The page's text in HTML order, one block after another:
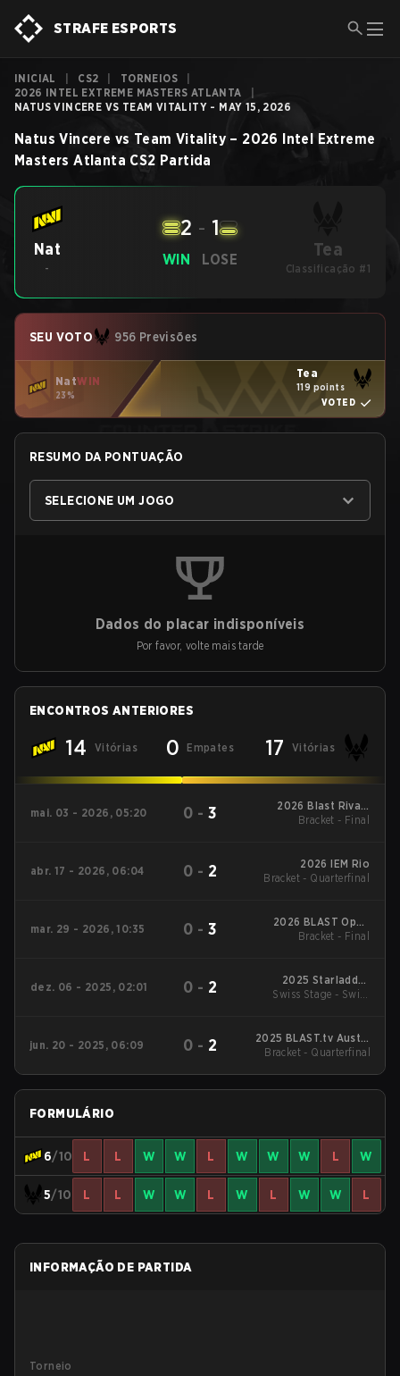
STRAFE ESPORTS
INICIAL CS2 TORNEIOS
2026 INTEL EXTREME MASTERS ATLANTA
NATUS VINCERE VS TEAM VITALITY - MAY 15, 2026
Natus Vincere vs Team Vitality – 2026 Intel Extreme
Masters Atlanta CS2 Partida
Nat
-
WIN
2 - 1
LOSE Tea
Classificação #1
SEU VOTO 956 Previsões
NatWIN
23%
Tea
119 points
VOTED
RESUMO DA PONTUAÇÃO
SELECIONE UM JOGO
Dados do placar indisponíveis
Por favor, volte mais tarde
ENCONTROS ANTERIORES
14 Vitórias 0 Empates 17 Vitórias
mai. 03 - 2026, 05:20 0 - 3
2026 Blast Rivals
Spring
Bracket - Final
abr. 17 - 2026, 06:04 0 - 2
2026 IEM Rio
Bracket - Quarterfinal
mar. 29 - 2026, 10:35 0 - 3
2026 BLAST Open
Spring Rotterdam
Bracket - Final
dez. 06 - 2025, 02:01 0 - 2
2025 Starladder
Budapest Major
Swiss Stage - Swiss
jun. 20 - 2025, 06:09 0 - 2
2025 BLAST.tv Austin
Major
Bracket - Quarterfinal
FORMULÁRIO
6/10 L L W W L W W W L W
5/10 L L W W L W L W W L
INFORMAÇÃO DE PARTIDA
Torneio